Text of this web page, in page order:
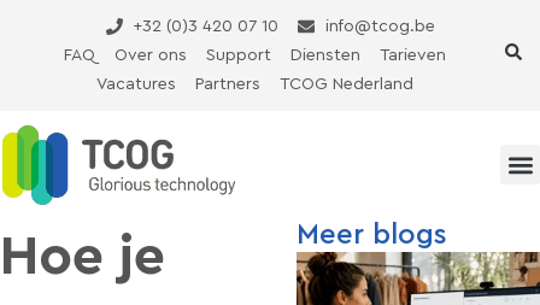
+32 (0)3 420 07 10
info@tcog.be
FAQ
Over ons Support Diensten
Tarieven
Vacatures
Partners TCOG Nederland
Hoe je
Meer blogs